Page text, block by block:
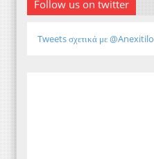
Follow us on twitter
Tweets σχετικά με @Anexitilo